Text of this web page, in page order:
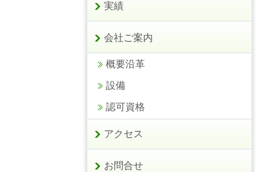
実績
会社ご案内
概要沿革
設備
認可資格
アクセス
お問合せ